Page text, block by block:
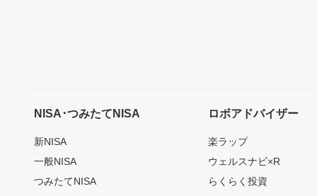
NISA･つみたてNISA
新NISA
一般NISA
つみたてNISA
ロボアドバイザー
楽ラップ
ウェルスナビ×R
らくらく投資